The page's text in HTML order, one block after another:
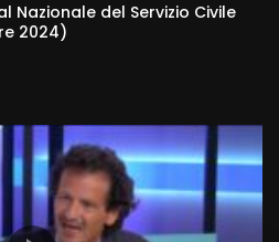
Nazionale del Servizio Civile
2024)